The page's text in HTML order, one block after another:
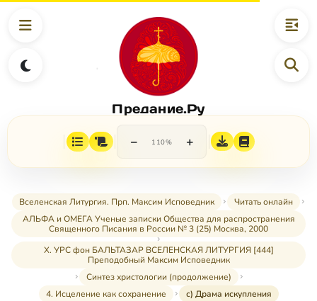
Предание.Ру
− 110% +
Вселенская Литургия. Прп. Максим Исповедник
Читать онлайн
АЛЬФА и ОМЕГА Ученые записки Общества для распространения
Священного Писания в России № 3 (25) Москва, 2000
X. УРС фон БАЛЬТАЗАР ВСЕЛЕНСКАЯ ЛИТУРГИЯ [444]
Преподобный Максим Исповедник
Синтез христологии (продолжение)
4. Исцеление как сохранение
с) Драма искупления